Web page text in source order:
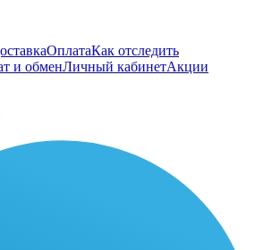
ОплатаКак отследить
и обменЛичный кабинетАкции